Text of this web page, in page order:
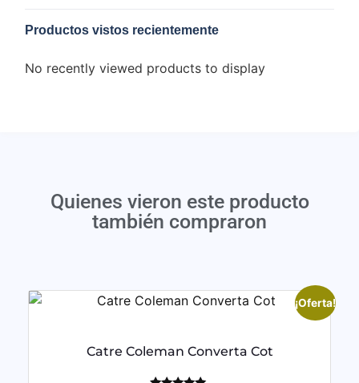
Productos vistos recientemente
No recently viewed products to display
Quienes vieron este producto
también compraron
¡Oferta!
Catre Coleman Converta Cot